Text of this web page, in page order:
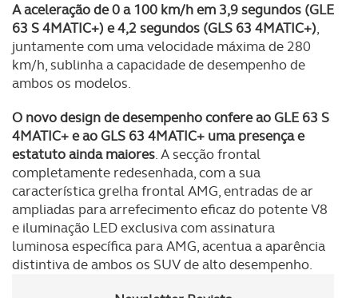
A aceleração de 0 a 100 km/h em 3,9 segundos (GLE
63 S 4MATIC+) e 4,2 segundos (GLS 63 4MATIC+),
juntamente com uma velocidade máxima de 280
km/h, sublinha a capacidade de desempenho de
ambos os modelos.
O novo design de desempenho confere ao GLE 63 S
4MATIC+ e ao GLS 63 4MATIC+ uma presença e
estatuto ainda maiores. A secção frontal
completamente redesenhada, com a sua
característica grelha frontal AMG, entradas de ar
ampliadas para arrefecimento eficaz do potente V8
e iluminação LED exclusiva com assinatura
luminosa específica para AMG, acentua a aparência
distintiva de ambos os SUV de alto desempenho.